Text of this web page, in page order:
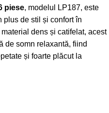
piese, modelul LP187, este
plus de stil și confort în
dens și catifelat, acest
de somn relaxantă, fiind
și foarte plăcut la